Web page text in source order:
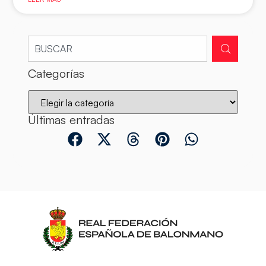
Categorías
Últimas entradas